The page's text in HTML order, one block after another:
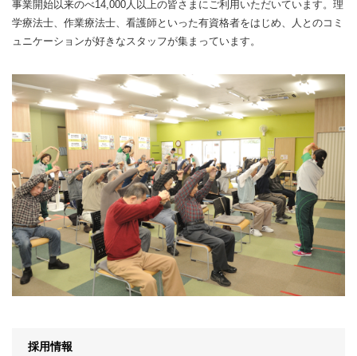
事業開始以来のべ14,000人以上の皆さまにご利用いただいています。理
学療法士、作業療法士、看護師といった有資格者をはじめ、人とのコミ
ュニケーションが好きなスタッフが集まっています。
採用情報